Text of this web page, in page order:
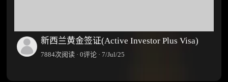
新西兰黄金签证(Active Investor Plus Visa)
7884次阅读 · 0评论 · 7/Jul/25